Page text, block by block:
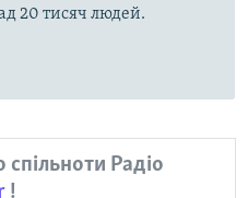
20 тисяч людей.
Радіо
!